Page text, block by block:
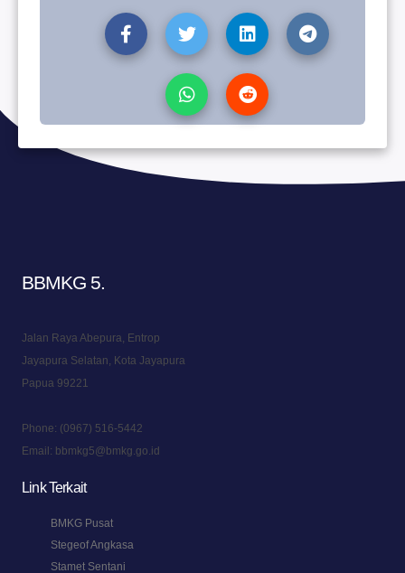
BBMKG 5.
Jalan Raya Abepura, Entrop
Jayapura Selatan, Kota Jayapura
Papua 99221
Phone: (0967) 516-5442
Email: bbmkg5@bmkg.go.id
Link Terkait
BMKG Pusat
Stegeof Angkasa
Stamet Sentani